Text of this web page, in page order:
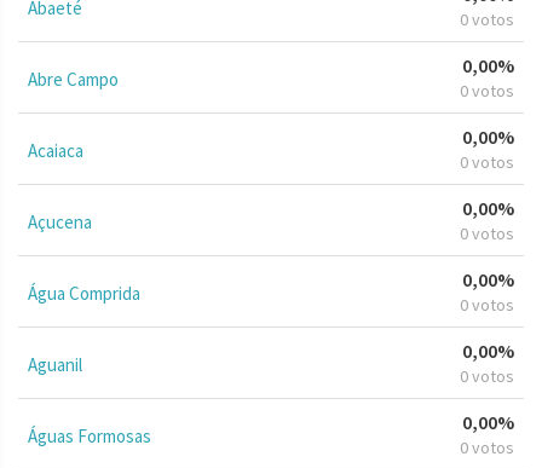
Abaeté 0 votos
Abre Campo
0,00%
0 votos
Acaiaca
0,00%
0 votos
Açucena
0,00%
0 votos
Água Comprida
0,00%
0 votos
Aguanil
0,00%
0 votos
Águas Formosas
0,00%
0 votos